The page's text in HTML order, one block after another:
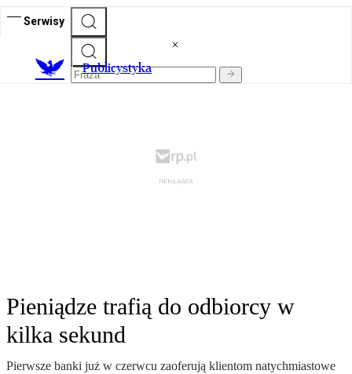
Serwisy
Publicystyka
Pieniądze trafią do odbiorcy w
kilka sekund
Pierwsze banki już w czerwcu zaoferują klientom natychmiastowe